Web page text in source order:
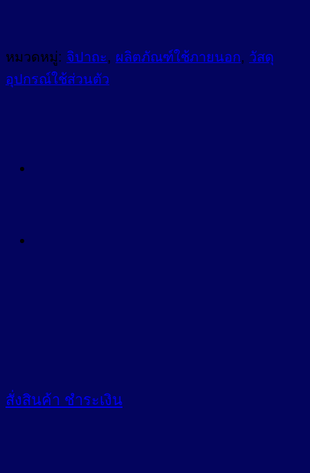
หมวดหมู่: จิปาถะ, ผลิตภัณฑ์ใช้ภายนอก, วัสดุ
อุปกรณ์ใช้ส่วนตัว
สั่งสินค้า ชำระเงิน